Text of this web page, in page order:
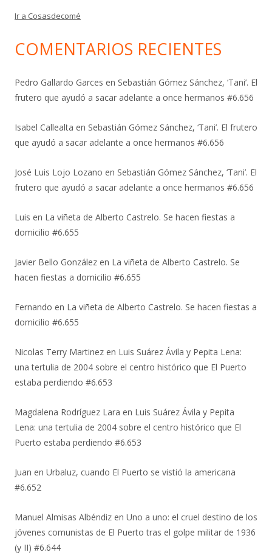
Ir a Cosasdecomé
COMENTARIOS RECIENTES
Pedro Gallardo Garces en Sebastián Gómez Sánchez, ‘Tani’. El
frutero que ayudó a sacar adelante a once hermanos #6.656
Isabel Callealta en Sebastián Gómez Sánchez, ‘Tani’. El frutero
que ayudó a sacar adelante a once hermanos #6.656
José Luis Lojo Lozano en Sebastián Gómez Sánchez, ‘Tani’. El
frutero que ayudó a sacar adelante a once hermanos #6.656
Luis en La viñeta de Alberto Castrelo. Se hacen fiestas a
domicilio #6.655
Javier Bello González en La viñeta de Alberto Castrelo. Se
hacen fiestas a domicilio #6.655
Fernando en La viñeta de Alberto Castrelo. Se hacen fiestas a
domicilio #6.655
Nicolas Terry Martinez en Luis Suárez Ávila y Pepita Lena:
una tertulia de 2004 sobre el centro histórico que El Puerto
estaba perdiendo #6.653
Magdalena Rodríguez Lara en Luis Suárez Ávila y Pepita
Lena: una tertulia de 2004 sobre el centro histórico que El
Puerto estaba perdiendo #6.653
Juan en Urbaluz, cuando El Puerto se vistió la americana
#6.652
Manuel Almisas Albéndiz en Uno a uno: el cruel destino de los
jóvenes comunistas de El Puerto tras el golpe militar de 1936
(y II) #6.644